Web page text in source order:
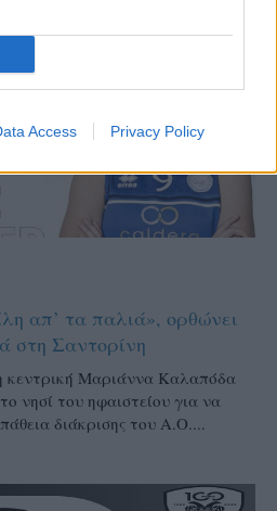
Access Privacy Policy
απ’ τα παλιά», ορθώνει
στη Σαντορίνη
κεντρική Μαριάννα Καλαπόδα
νησί του ηφαιστείου για να
διάκρισης του Α.Ο....